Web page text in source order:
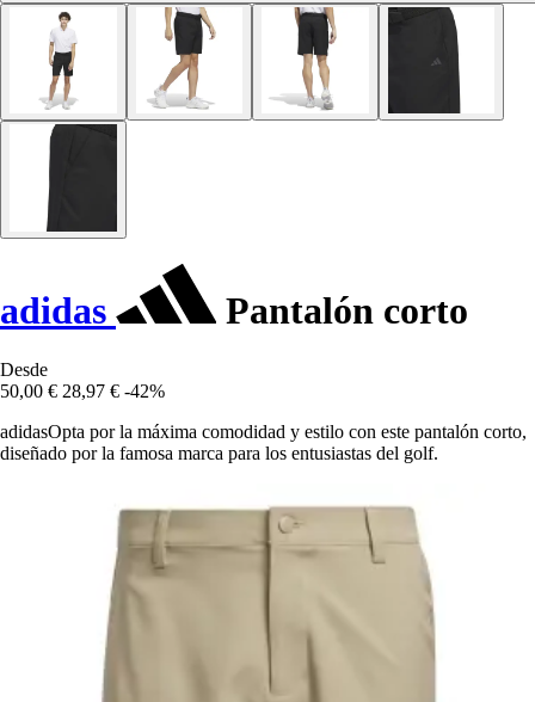
adidas Pantalón corto
Desde
50,00 € 28,97 € -42%
adidasOpta por la máxima comodidad y estilo con este pantalón corto,
diseñado por la famosa marca para los entusiastas del golf.